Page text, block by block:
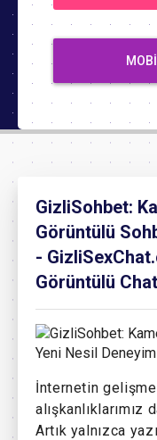
GizliSohbet:
Görüntülü
-
Görüntülü
İnternetin
Artık yalnızca